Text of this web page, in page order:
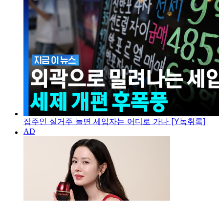
집주인 실거주 늘면 세입자는 어디로 가나 [Y녹취록]